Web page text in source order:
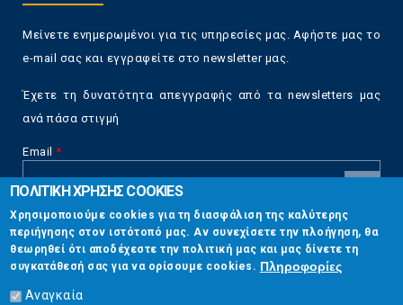
Μείνετε ενημερωμένοι για τις υπηρεσίες μας. Αφήστε μας το
e-mail σας και εγγραφείτε στο newsletter μας.
Έχετε τη δυνατότητα απεγγραφής από τα newsletters μας
ανά πάσα στιγμή
Email *
CAPTCHA
This
question is
for testing
whether or
not you are a
Επικοινωνία
Στουρνάρη 17, Αθήνα 10683
ΠΟΛΙΤΙΚΗ ΧΡΗΣΗΣ COOKIES
Χρησιμοποιούμε cookies για τη διασφάλιση της καλύτερης
περιήγησης στον ιστότοπό μας. Αν συνεχίσετε την πλοήγηση, θα
θεωρηθεί ότι αποδέχεστε την πολιτική μας και μας δίνετε τη
συγκατάθεσή σας για να ορίσουμε cookies. Πληροφορίες
Αναγκαία